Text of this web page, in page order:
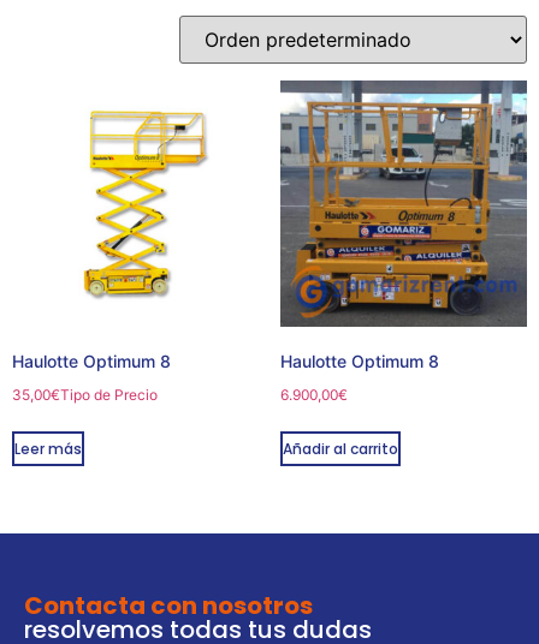
Haulotte Optimum 8
35,00€Tipo de Precio
Leer más
Haulotte Optimum 8
6.900,00€
Añadir al carrito
Contacta con nosotros
resolvemos todas tus dudas